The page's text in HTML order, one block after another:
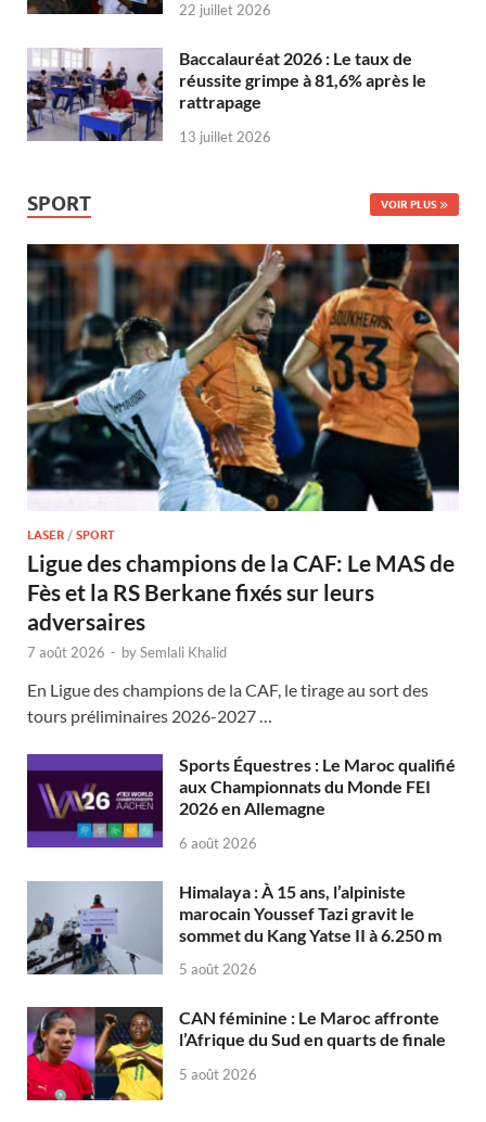
22 juillet 2026
Baccalauréat 2026 : Le taux de
réussite grimpe à 81,6% après le
rattrapage
13 juillet 2026
SPORT VOIR PLUS
LASER / SPORT
Ligue des champions de la CAF: Le MAS de
Fès et la RS Berkane fixés sur leurs
adversaires
7 août 2026 - bySemlali Khalid
En Ligue des champions de la CAF, le tirage au sort des
tours préliminaires 2026-2027 …
Sports Équestres : Le Maroc qualifié
aux Championnats du Monde FEI
2026 en Allemagne
6 août 2026
Himalaya : À 15 ans, l’alpiniste
marocain Youssef Tazi gravit le
sommet du Kang Yatse II à 6.250 m
5 août 2026
CAN féminine : Le Maroc affronte
l’Afrique du Sud en quarts de finale
5 août 2026